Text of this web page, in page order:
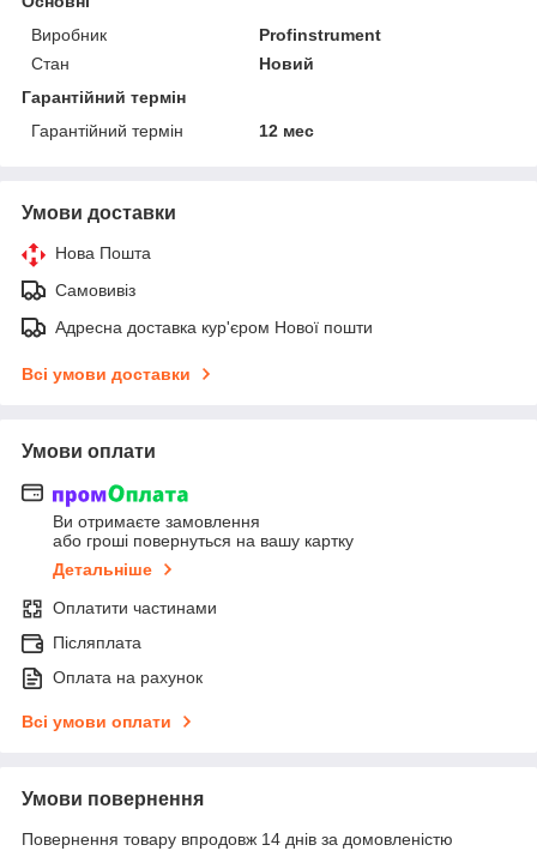
Виробник
Profinstrument
Стан
Новий
Гарантійний термін
Гарантійний термін
12 мес
Умови доставки
Нова Пошта
Самовивіз
Адресна доставка кур'єром Нової пошти
Всі умови доставки
Умови оплати
Ви отримаєте замовлення
або гроші повернуться на вашу картку
Детальніше
Оплатити частинами
Післяплата
Оплата на рахунок
Всі умови оплати
Умови повернення
Повернення товару впродовж 14 днів за домовленістю